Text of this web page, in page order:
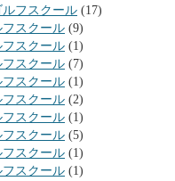
フスクール (17)
スクール (9)
スクール (1)
スクール (7)
スクール (1)
スクール (2)
スクール (1)
スクール (5)
スクール (1)
スクール (1)